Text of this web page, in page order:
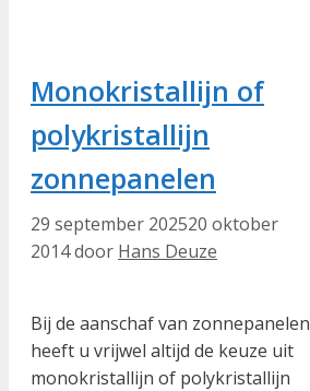
Monokristallijn of
polykristallijn
zonnepanelen
29 september 202520 oktober
2014door Hans Deuze
Bij de aanschaf van zonnepanelen
heeft u vrijwel altijd de keuze uit
monokristallijn of polykristallijn